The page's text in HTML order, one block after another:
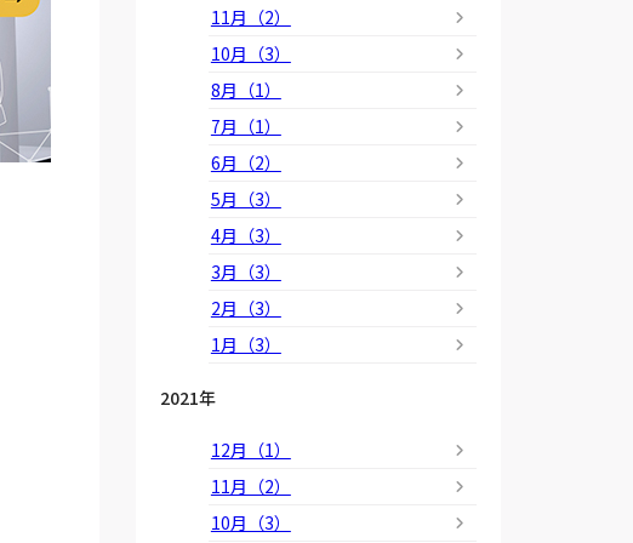
11月（2）
10月（3）
8月（1）
7月（1）
6月（2）
5月（3）
4月（3）
3月（3）
2月（3）
1月（3）
2021年
12月（1）
11月（2）
10月（3）